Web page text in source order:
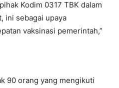
Kodim 0317 TBK dalam
ini sebagai upaya
vaksinasi pemerintah,”
90 orang yang mengikuti